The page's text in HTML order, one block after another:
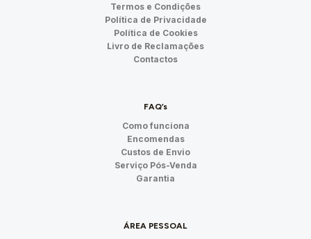
Termos e Condições
Política de Privacidade
Política de Cookies
Livro de Reclamações
Contactos
FAQ’s
Como funciona
Encomendas
Custos de Envio
Serviço Pós-Venda
Garantia
ÁREA PESSOAL